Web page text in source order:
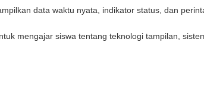
data waktu nyata, indikator status, dan
mengajar siswa tentang teknologi tampilan,